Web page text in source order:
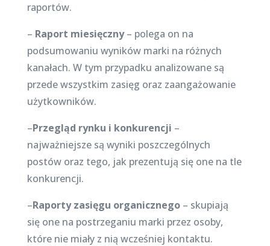
raportów.
– Raport miesięczny– polega on na
podsumowaniu wyników marki na różnych
kanałach. W tym przypadku analizowane są
przede wszystkim zasięg oraz zaangażowanie
użytkowników.
–Przegląd rynku i konkurencji –
najważniejsze są wyniki poszczególnych
postów oraz tego, jak prezentują się one na tle
konkurencji.
–Raporty zasięgu organicznego– skupiają
się one na postrzeganiu marki przez osoby,
które nie miały z nią wcześniej kontaktu.